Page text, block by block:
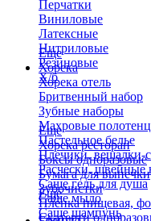
Перчатки
Виниловые
Латексные
Нитриловые
Резиновые
Х/б
Еще
Хорека
Хорека отель
Бритвенный набор
Зубные наборы
Махровые
Пастельное белье
Плечики, вешалки-
Расчески, швейные
Саше гель для душа
Саше мыло
Саше шампунь
Еще
Хорека ресторан
Боксы одноразовые
Бумага для выпечки
Зубочистки
Пленка пищевая,
Скатерти
Еще